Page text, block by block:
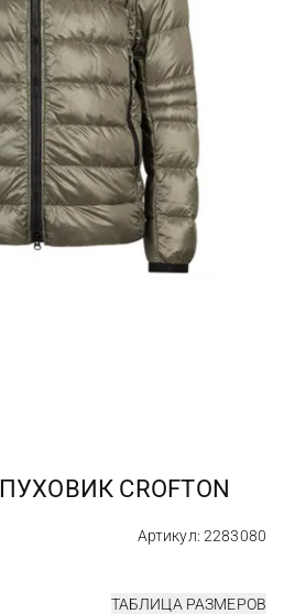
ПУХОВИК CROFTON
Артикул: 2283080
ТАБЛИЦА РАЗМЕРОВ